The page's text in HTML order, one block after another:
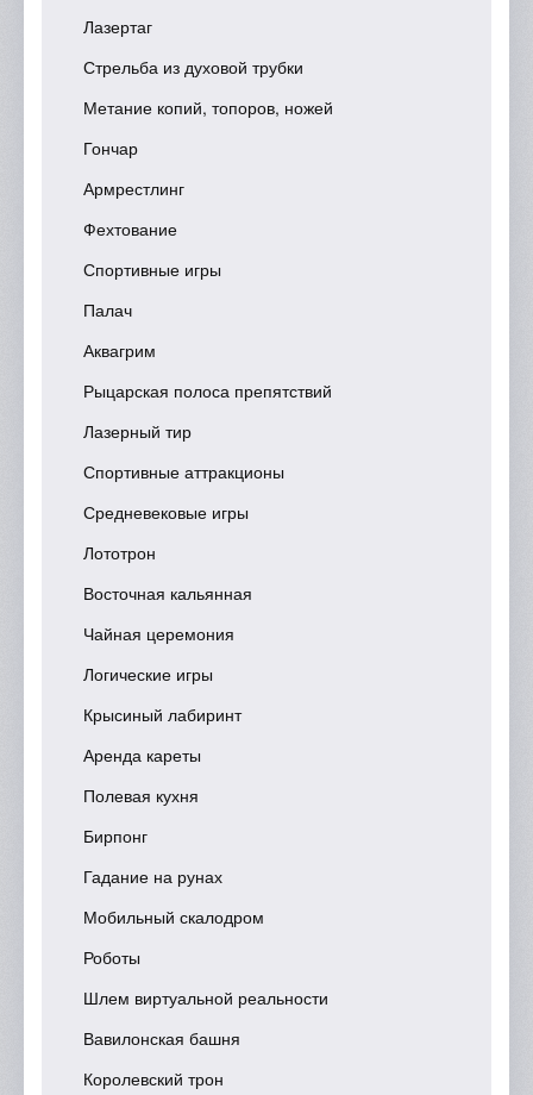
Лазертаг
Стрельба из духовой трубки
Метание копий, топоров, ножей
Гончар
Армрестлинг
Фехтование
Спортивные игры
Палач
Аквагрим
Рыцарская полоса препятствий
Лазерный тир
Спортивные аттракционы
Средневековые игры
Лототрон
Восточная кальянная
Чайная церемония
Логические игры
Крысиный лабиринт
Аренда кареты
Полевая кухня
Бирпонг
Гадание на рунах
Мобильный скалодром
Роботы
Шлем виртуальной реальности
Вавилонская башня
Королевский трон